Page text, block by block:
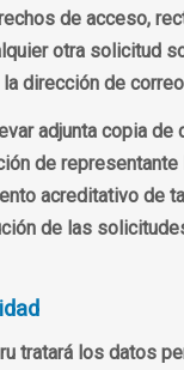
de acceso,
otra solicitud
dirección de
adjunta copia
de
acreditativo de
de las
tratará los datos